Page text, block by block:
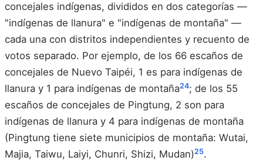
concejales indígenas, divididos en dos categorías —
"indígenas de llanura" e "indígenas de montaña" —
cada una con distritos independientes y recuento de
votos separado. Por ejemplo, de los 66 escaños de
concejales de Nuevo Taipéi, 1 es para indígenas de
llanura y 1 para indígenas de montaña24; de los 55
escaños de concejales de Pingtung, 2 son para
indígenas de llanura y 4 para indígenas de montaña
(Pingtung tiene siete municipios de montaña: Wutai,
Majia, Taiwu, Laiyi, Chunri, Shizi, Mudan)25.